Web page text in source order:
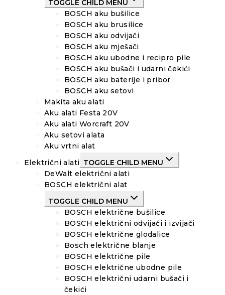
TOGGLE CHILD MENU
BOSCH aku bušilice
BOSCH aku brusilice
BOSCH aku odvijači
BOSCH aku mješači
BOSCH aku ubodne i recipro pile
BOSCH aku bušači i udarni čekići
BOSCH aku baterije i pribor
BOSCH aku setovi
Makita aku alati
Aku alati Festa 20V
Aku alati Worcraft 20V
Aku setovi alata
Aku vrtni alat
Električni alati TOGGLE CHILD MENU
DeWalt električni alati
BOSCH električni alat
TOGGLE CHILD MENU
BOSCH električne bušilice
BOSCH električni odvijači i izvijači
BOSCH električne glodalice
Bosch električne blanje
BOSCH električne pile
BOSCH električne ubodne pile
BOSCH električni udarni bušači i
čekići